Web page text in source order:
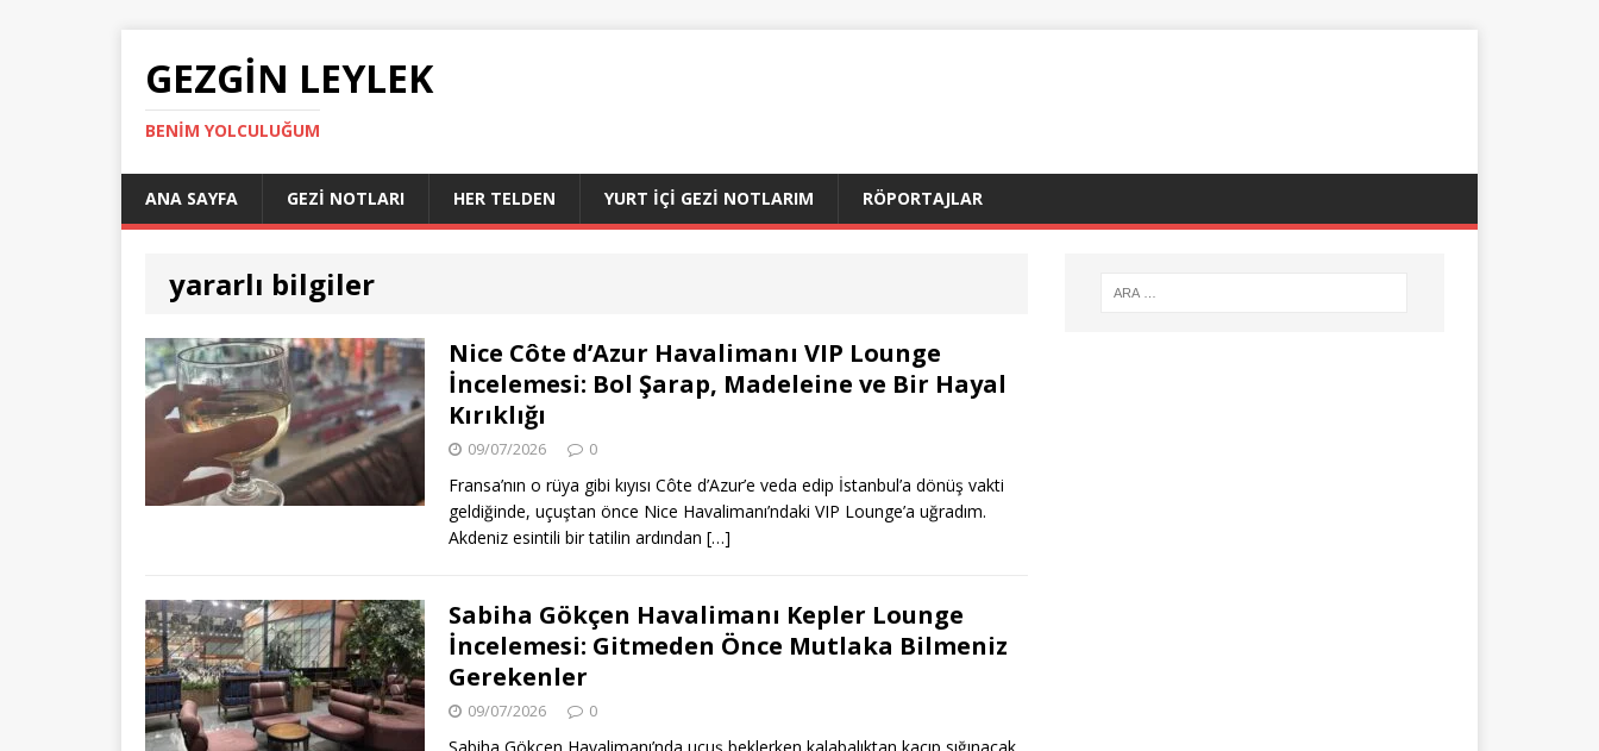
GEZGIN LEYLEK
BENIM YOLCULUĞUM
ANA SAYFA GEZI NOTLARI HER TELDEN YURT İÇI GEZI NOTLARIM RÖPORTAJLAR
yararlı bilgiler
Nice Côte d’Azur Havalimanı VIP Lounge
İncelemesi: Bol Şarap, Madeleine ve Bir Hayal
Kırıklığı
09/07/2026 0
Fransa’nın o rüya gibi kıyısı Côte d’Azur’e veda edip İstanbul’a dönüş vakti
geldiğinde, uçuştan önce Nice Havalimanı’ndaki VIP Lounge’a uğradım.
Akdeniz esintili bir tatilin ardından […]
Sabiha Gökçen Havalimanı Kepler Lounge
İncelemesi: Gitmeden Önce Mutlaka Bilmeniz
Gerekenler
09/07/2026 0